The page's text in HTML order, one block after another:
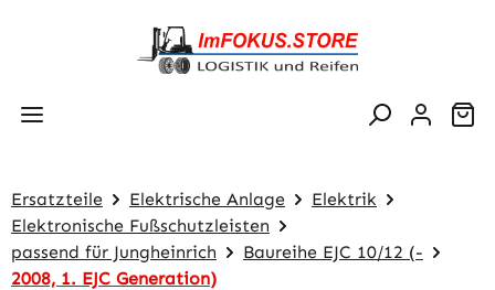
Zum Hauptinhalt springen
Ersatzteile Elektrische Anlage
Elektrik
Elektronische Fußschutzleisten
passend für Jungheinrich
Baureihe EJC 10/12 (-
2008, 1. EJC Generation)